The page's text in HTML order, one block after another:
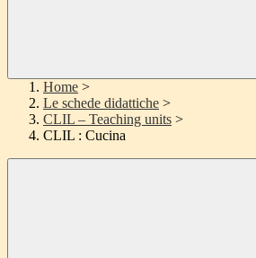
Home >
Le schede didattiche >
CLIL – Teaching units >
CLIL : Cucina